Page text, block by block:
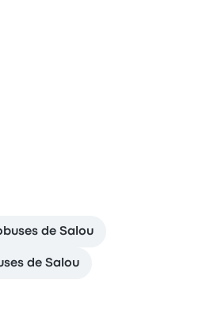
de Salou
de Salou